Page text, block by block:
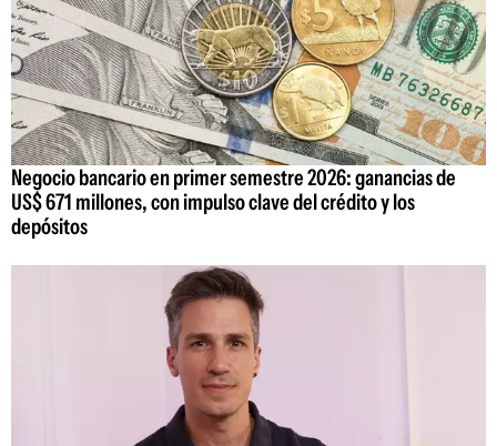
Negocio bancario en primer semestre 2026: ganancias de
US$ 671 millones, con impulso clave del crédito y los
depósitos